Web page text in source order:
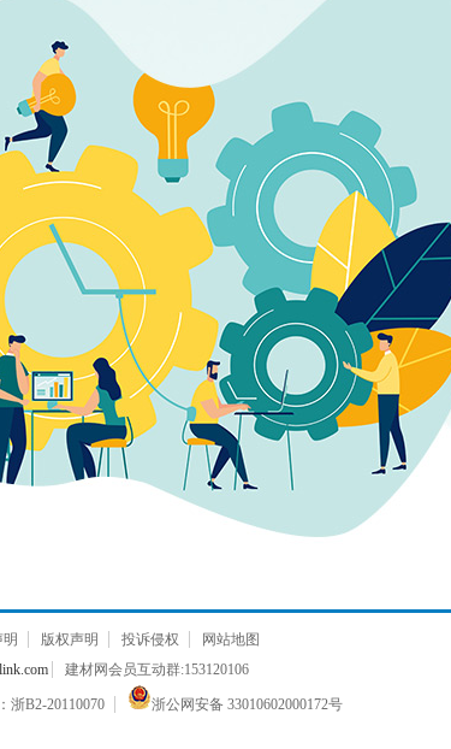
版权声明 投诉侵权
网站地图
建材网会员互动群:153120106
浙B2-20110070 浙公网安备 33010602000172号